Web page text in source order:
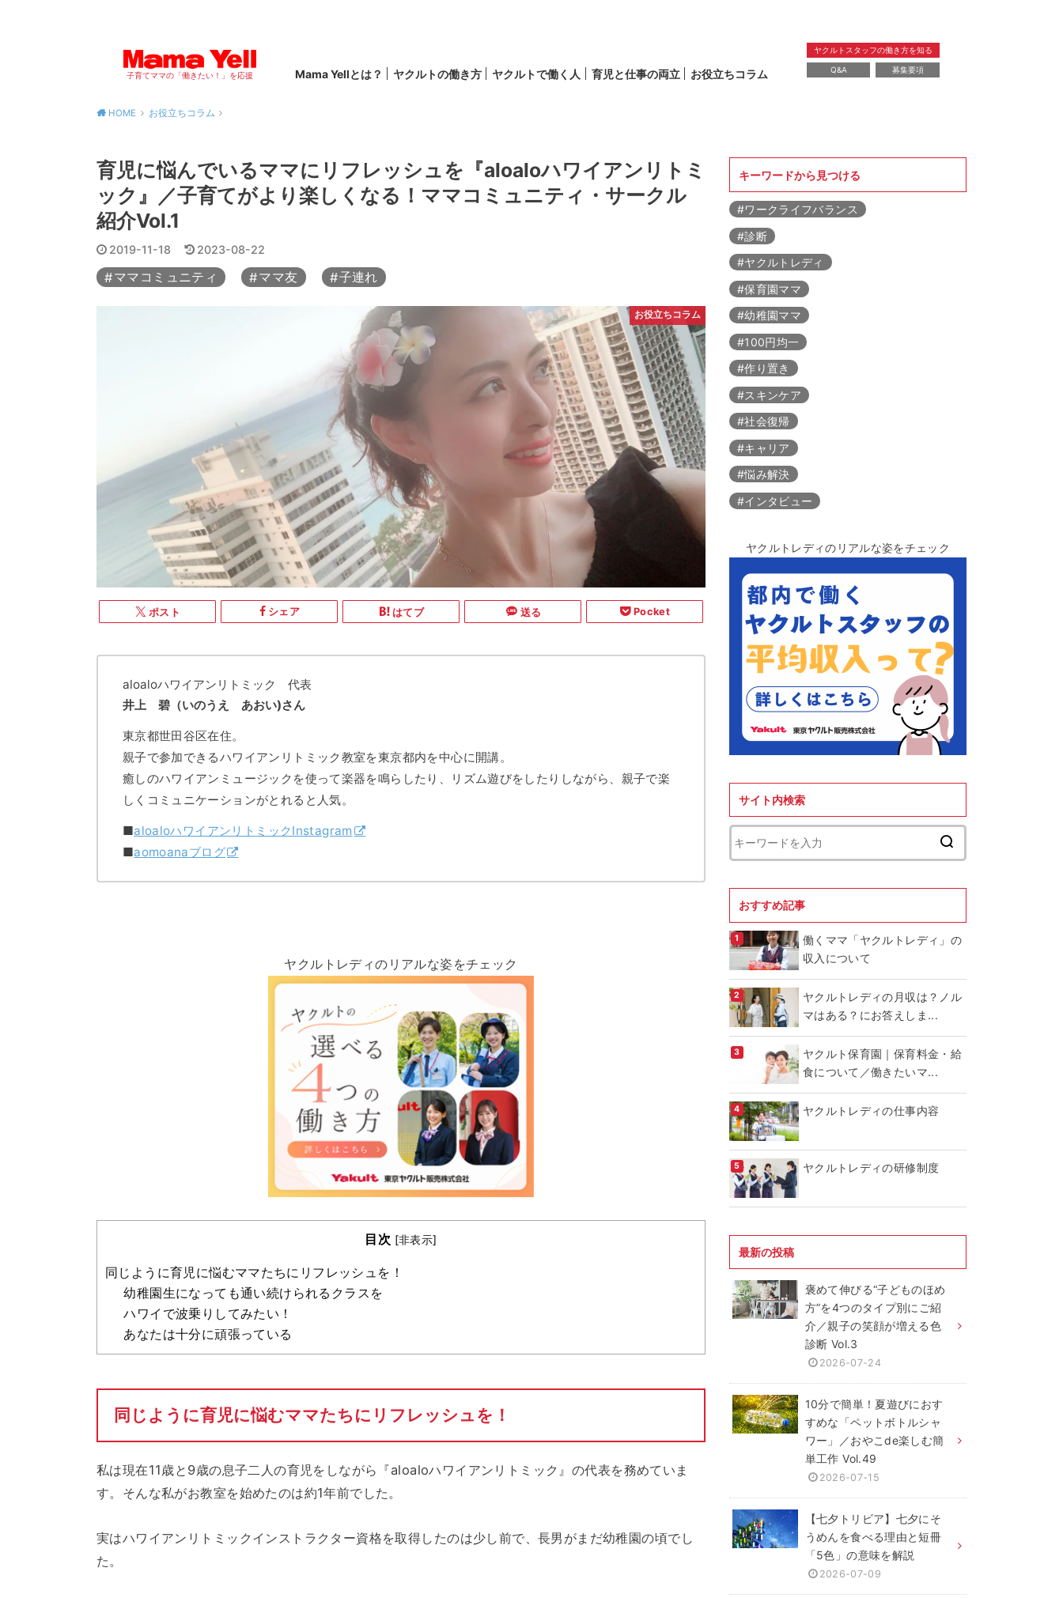
子育てママの「働きたい！」を応援 Mama Yellとは？ ヤクルトの働き方 ヤクルトで働く人 育児と仕事の両立 お役立ちコラム
ヤクルトスタッフの働き方を知る
Q&A 募集要項
HOME お役立ちコラム
育児に悩んでいるママにリフレッシュを『aloaloハワイアンリトミ
ック』／子育てがより楽しくなる！ママコミュニティ・サークル
紹介Vol.1
2019-11-18 2023-08-22
ママコミュニティ ママ友 子連れ
お役立ちコラム
ポスト シェア はてブ 送る Pocket
aloaloハワイアンリトミック 代表
井上 碧（いのうえ あおい)さん
東京都世田谷区在住。
親子で参加できるハワイアンリトミック教室を東京都内を中心に開講。
癒しのハワイアンミュージックを使って楽器を鳴らしたり、リズム遊びをしたりしながら、親子で楽
しくコミュニケーションがとれると人気。
■aloaloハワイアンリトミックInstagram
■aomoanaブログ
ヤクルトレディのリアルな姿をチェック
目次 [非表示]
同じように育児に悩むママたちにリフレッシュを！
幼稚園生になっても通い続けられるクラスを
ハワイで波乗りしてみたい！
あなたは十分に頑張っている
同じように育児に悩むママたちにリフレッシュを！
私は現在11歳と9歳の息子二人の育児をしながら『aloaloハワイアンリトミック』の代表を務めていま
す。そんな私がお教室を始めたのは約1年前でした。
実はハワイアンリトミックインストラクター資格を取得したのは少し前で、長男がまだ幼稚園の頃でし
た。
キーワードから見つける
#ワークライフバランス
#診断
#ヤクルトレディ
#保育園ママ
#幼稚園ママ
#100円均一
#作り置き
#スキンケア
#社会復帰
#キャリア
#悩み解決
#インタビュー
ヤクルトレディのリアルな姿をチェック
サイト内検索
おすすめ記事
働くママ「ヤクルトレディ」の
収入について
ヤクルトレディの月収は？ノル
マはある？にお答えしま...
ヤクルト保育園｜保育料金・給
食について／働きたいマ...
ヤクルトレディの仕事内容
ヤクルトレディの研修制度
最新の投稿
褒めて伸びる“子どものほめ
方”を4つのタイプ別にご紹
介／親子の笑顔が増える色
診断 Vol.3
2026-07-24
10分で簡単！夏遊びにおす
すめな「ペットボトルシャ
ワー」／おやこde楽しむ簡
単工作 Vol.49
2026-07-15
【七夕トリビア】七夕にそ
うめんを食べる理由と短冊
「5色」の意味を解説
2026-07-09